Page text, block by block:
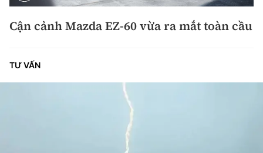
Cận cảnh Mazda EZ-60 vừa ra mắt toàn cầu
TƯ VẤN